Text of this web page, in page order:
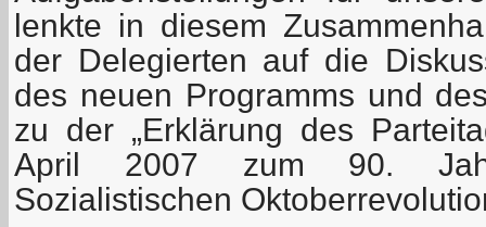
lenkte in diesem
der Delegierten auf die
des neuen Programms und
zu der „Erklärung des
April 2007 zum 90.
Sozialistischen